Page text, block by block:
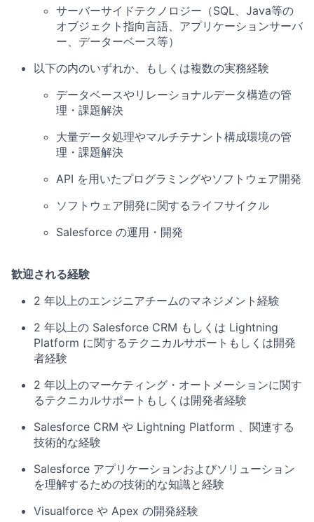
サーバーサイドテクノロジー（SQL、Java等の
オブジェクト指向言語、アプリケーションサーバ
ー、データーベース等）
以下の内のいずれか、もしくは複数の実務経験
データベースやリレーショナルデータ構造の管
理・課題解決
大量データ処理やマルチテナント構成環境の管
理・課題解決
API を用いたプログラミングやソフトウェア開発
ソフトウェア開発に関するライフサイクル
Salesforce の運用・開発
歓迎される経験
2 年以上のエンジニアチームのマネジメント経験
2 年以上の Salesforce CRM もしくは Lightning
Platform に関するテクニカルサポートもしくは開発
者経験
2 年以上のマーケティング・オートメーションに関す
るテクニカルサポートもしくは開発者経験
Salesforce CRM や Lightning Platform 、関連する
技術的な経験
Salesforce アプリケーションおよびソリューション
を理解するための技術的な知識と経験
Visualforce や Apex の開発経験